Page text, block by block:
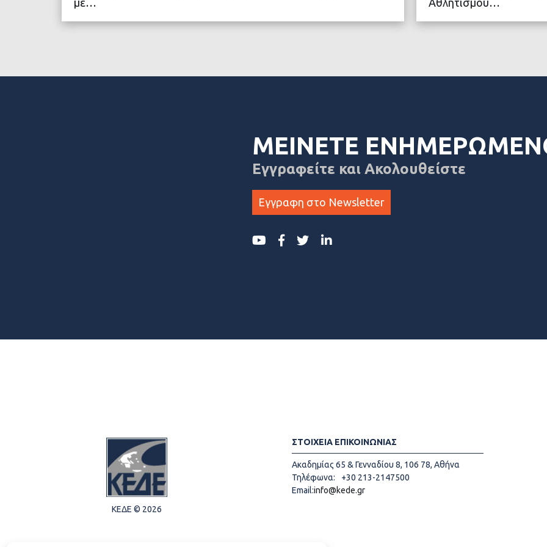
ΜΕΙΝΕΤΕ
Εγγραφείτε και Ακολουθείστε
Εγγραφη στο Newsletter
ΚΕΔΕ © 2026
ΣΤΟΙΧΕΙΑ ΕΠΙΚΟΙΝΩΝΙΑΣ
Ακαδημίας 65 & Γενναδίου 8, 106 78, Αθήνα
Τηλέφωνα:
+30 213-2147500
Email:info@kede.gr